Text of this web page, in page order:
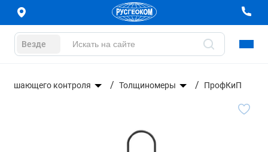
Везде
контроля Толщиномеры ПрофКиП